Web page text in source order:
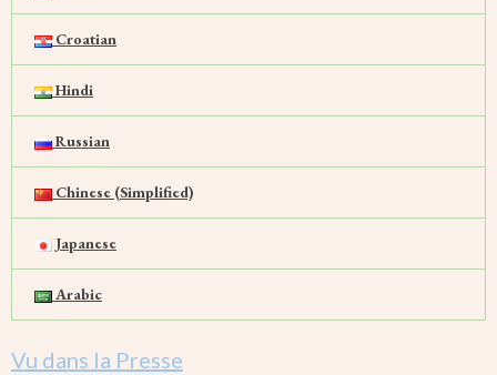
Croatian
Hindi
Russian
Chinese (Simplified)
Japanese
Arabic
Vu dans la Presse